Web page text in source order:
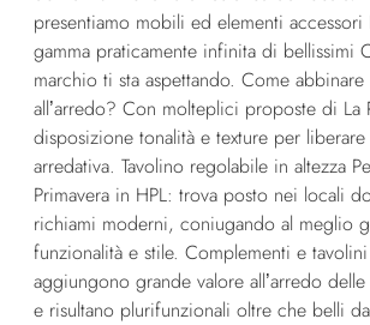
presentiamo mobili ed elementi accessori
gamma praticamente infinita di bellissimi
marchio ti sta aspettando. Come
all’arredo? Con molteplici proposte di La
disposizione tonalità e texture per liberare
arredativa. Tavolino regolabile in altezza
Primavera in HPL: trova posto nei locali
richiami moderni, coniugando al meglio
funzionalità e stile. Complementi e
aggiungono grande valore all’arredo
e risultano plurifunzionali oltre che belli